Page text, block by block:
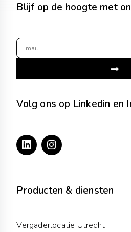
Producten & diensten
Vergaderlocatie Utrecht
Blijf op de hoogte met
Email
Volg ons op Linkedin en
L
i
n
d
I
n
s
g
m